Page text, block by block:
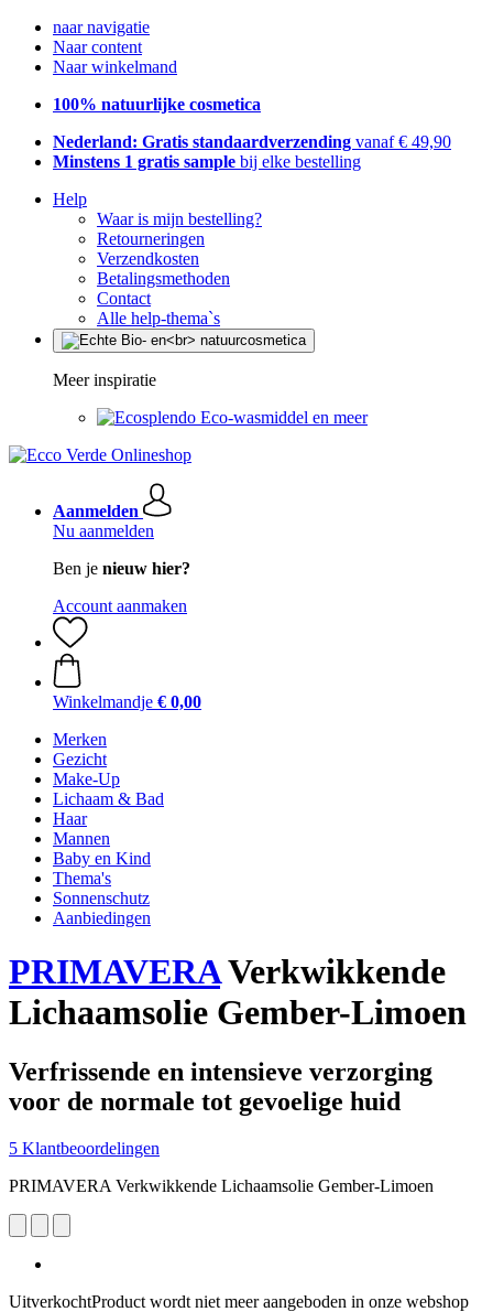
naar navigatie
Naar content
Naar winkelmand
100% natuurlijke cosmetica
Nederland: Gratis standaardverzending vanaf € 49,90
Minstens 1 gratis sample bij elke bestelling
Help
Waar is mijn bestelling?
Retourneringen
Verzendkosten
Betalingsmethoden
Contact
Alle help-thema`s
Meer inspiratie
Eco-wasmiddel en meer
Aanmelden
Nu aanmelden
Ben je nieuw hier?
Account aanmaken
Winkelmandje € 0,00
Merken
Gezicht
Make-Up
Lichaam & Bad
Haar
Mannen
Baby en Kind
Thema's
Sonnenschutz
Aanbiedingen
PRIMAVERAVerkwikkende
Lichaamsolie Gember-Limoen
Verfrissende en intensieve verzorging
voor de normale tot gevoelige huid
5 Klantbeoordelingen
PRIMAVERA Verkwikkende Lichaamsolie Gember-Limoen
UitverkochtProduct wordt niet meer aangeboden in onze webshop